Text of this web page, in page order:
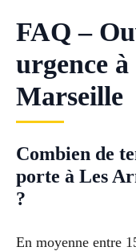
FAQ –
urgence
Marseille
Combien de
porte à Les
?
En moyenne entre